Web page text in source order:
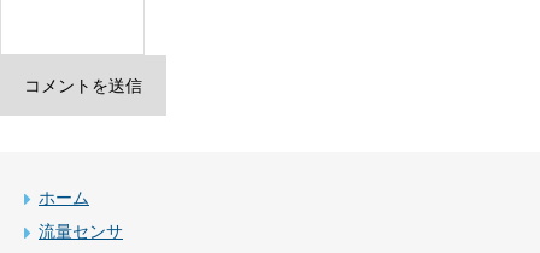
ホーム
流量センサ